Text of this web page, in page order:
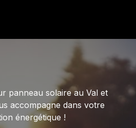
panneau solaire au Val et
accompagne dans votre
énergétique !